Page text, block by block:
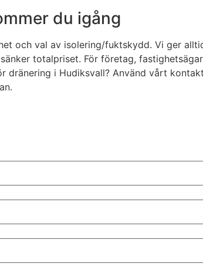
du igång
och val av isolering/fuktskydd. Vi ger
totalpriset. För företag,
i Hudiksvall? Använd vårt